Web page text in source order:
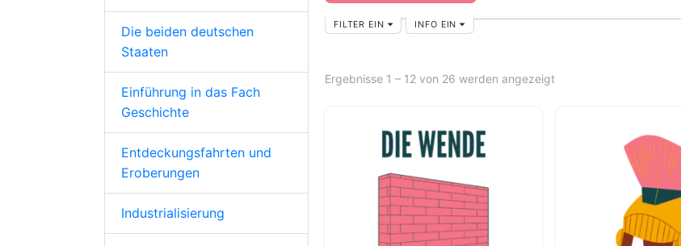
FILTER EIN INFO EIN
Ergebnisse 1 – 12 von 26 werden angezeigt
Die beiden deutschen
Staaten
Einführung in das Fach
Geschichte
Entdeckungsfahrten und
Eroberungen
Industrialisierung